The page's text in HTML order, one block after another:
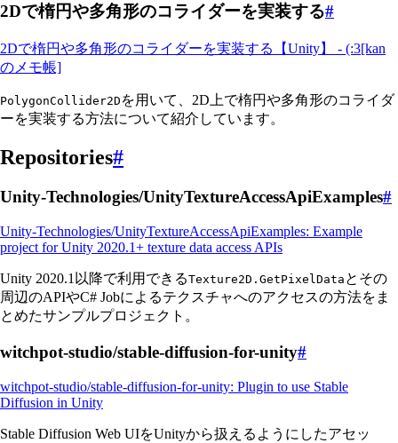
2Dで楕円や多角形のコライダーを実装する#
2Dで楕円や多角形のコライダーを実装する【Unity】 - (:3[kan
のメモ帳]
PolygonCollider2D を用いて、2D上で楕円や多角形のコライダ
ーを実装する方法について紹介しています。
Repositories#
Unity-Technologies/UnityTextureAccessApiExamples#
Unity-Technologies/UnityTextureAccessApiExamples: Example
project for Unity 2020.1+ texture data access APIs
Unity 2020.1以降で利用できるTexture2D.GetPixelData とその
周辺のAPIやC# Jobによるテクスチャへのアクセスの方法をま
とめたサンプルプロジェクト。
witchpot-studio/stable-diffusion-for-unity#
witchpot-studio/stable-diffusion-for-unity: Plugin to use Stable
Diffusion in Unity
Stable Diffusion Web UIをUnityから扱えるようにしたアセッ